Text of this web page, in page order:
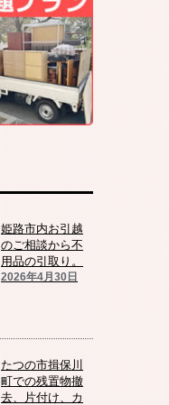
姫路市内お引越
のご相談から不
用品の引取り。
2026年4月30日
たつの市揖保川
町での残置物撤
去、片付け、カ